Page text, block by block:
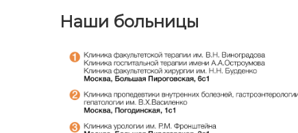
Наши больницы